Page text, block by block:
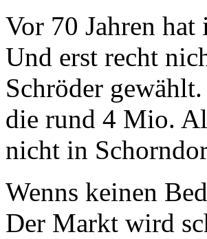
Vor 70 Jahren
Und erst recht
Schröder
die rund 4 Mio.
nicht in
Wenns keinen
Der Markt wird